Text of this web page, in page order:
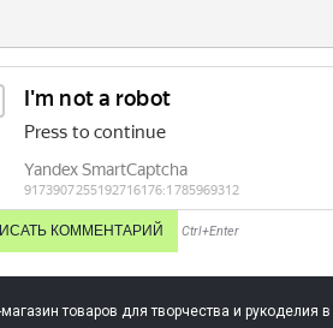
Ctrl+Enter
товаров для творчества и рукоделия